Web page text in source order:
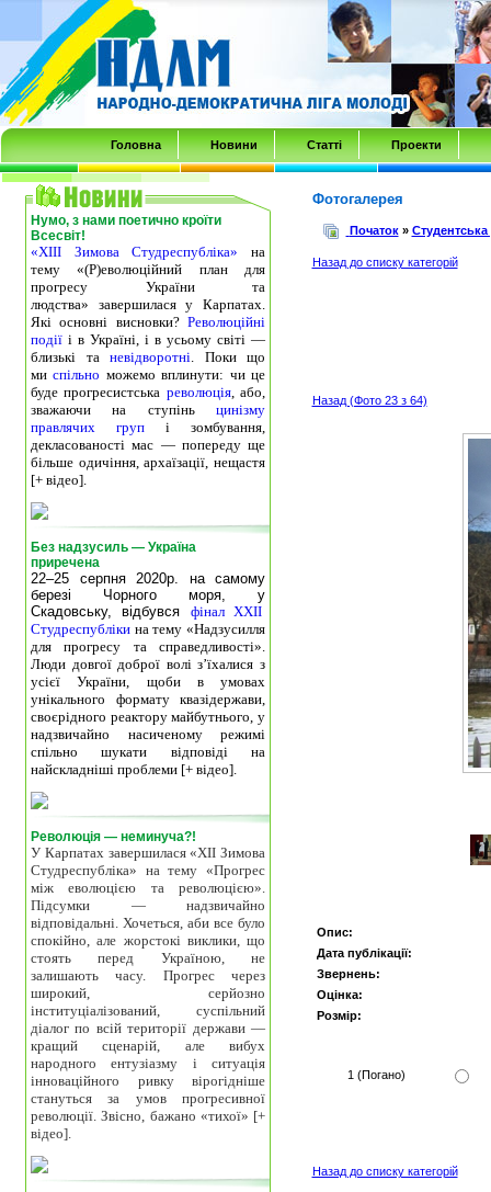
Transmenu
powered
by
JoomlArt.com
-
Mambo
Joomla
Professional
Templates
Club
Головна Новини Статті Проекти
Нумо, з нами поетично кроїти
Всесвіт!
«ХІІІ Зимова Студреспубліка» на
тему «(Р)еволюційний план для
прогресу України та
людства» завершилася у Карпатах.
Які основні висновки? Революційні
події і в Україні, і в усьому світі —
близькі та невідворотні. Поки що
миспільно можемо вплинути: чи це
буде прогресистська революція, або,
зважаючи на ступінь цинізму
правлячих груп і зомбування,
декласованості мас — попереду ще
більше одичіння, архаїзації, нещастя
[+ відео].
Без надзусиль — Україна
приречена
22–25 серпня 2020р. на самому
березі Чорного моря, у
Скадовську, відбувся фінал XXII
Студреспубліки на тему «Надзусилля
для прогресу та справедливості».
Люди довгої доброї волі з’їхалися з
усієї України, щоби в умовах
унікального формату квазідержави,
своєрідного реактору майбутнього, у
надзвичайно насиченому режимі
спільно шукати відповіді на
найскладніші проблеми [+ відео].
Революція — неминуча?!
У Карпатах завершилася «ХІІ Зимова
Студреспубліка» на тему «Прогрес
між еволюцією та революцією».
Підсумки — надзвичайно
відповідальні. Хочеться, аби все було
спокійно, але жорстокі виклики, що
стоять перед Україною, не
залишають часу. Прогрес через
широкий, серйозно
інституціалізований, суспільний
діалог по всій території держави —
кращий сценарій, але вибух
народного ентузіазму і ситуація
інноваційного ривку вірогідніше
стануться за умов прогресивної
революції. Звісно, бажано «тихої» [+
відео].
Фотогалерея
Початок» Студентська
Назад до списку категорій
Назад (Фото 23 з 64)
Опис:
Дата публікації:
Звернень:
Оцінка:
Розмір:
1 (Погано)
Назад до списку категорій